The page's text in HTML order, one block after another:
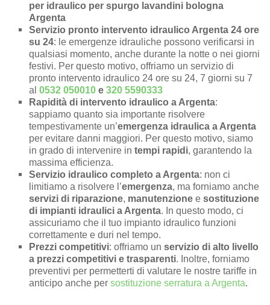
per idraulico per spurgo lavandini bologna
Argenta
Servizio pronto intervento idraulico Argenta 24 ore
su 24: le emergenze idrauliche possono verificarsi in
qualsiasi momento, anche durante la notte o nei giorni
festivi. Per questo motivo, offriamo un servizio di
pronto intervento idraulico 24 ore su 24, 7 giorni su 7
al0532 050010 e320 5590333
Rapidità di intervento idraulico a Argenta:
sappiamo quanto sia importante risolvere
tempestivamente un’emergenza idraulica a Argenta
per evitare danni maggiori. Per questo motivo, siamo
in grado di intervenire intempi rapidi, garantendo la
massima efficienza.
Servizio idraulico completo a Argenta: non ci
limitiamo a risolvere l’emergenza, ma forniamo anche
servizi di riparazione, manutenzione esostituzione
di impianti idraulici a Argenta. In questo modo, ci
assicuriamo che il tuo impianto idraulico funzioni
correttamente e duri nel tempo.
Prezzi competitivi: offriamo unservizio di alto livello
a prezzi competitivi e trasparenti. Inoltre, forniamo
preventivi per permetterti di valutare le nostre tariffe in
anticipo anche persostituzione serratura a Argenta.